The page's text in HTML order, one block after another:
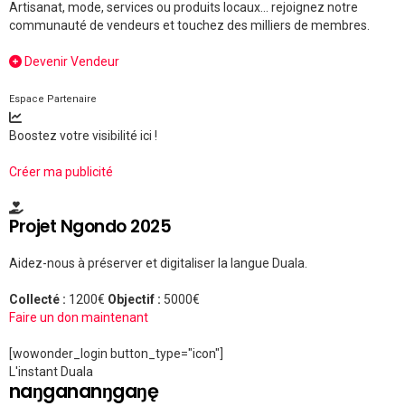
Artisanat, mode, services ou produits locaux... rejoignez notre
communauté de vendeurs et touchez des milliers de membres.
Devenir Vendeur
Espace Partenaire
Boostez votre visibilité ici !
Créer ma publicité
Projet Ngondo 2025
Aidez-nous à préserver et digitaliser la langue Duala.
Collecté : 1200€ Objectif : 5000€
Faire un don maintenant
[wowonder_login button_type="icon"]
L'instant Duala
naŋgananŋgaŋę